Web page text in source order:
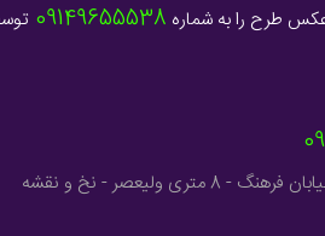
طرح را به شماره 09149655538
آدرس : آذربایجان شرقی - شهرستان میانه - خیابان فرهنگ - 8 متری ولیعصر - نخ و نقشه